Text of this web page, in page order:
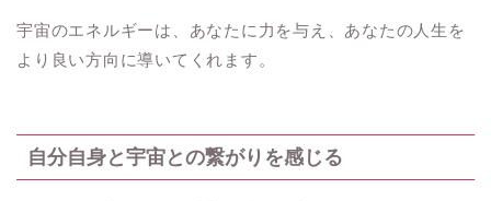
宇宙のエネルギーは、あなたに力を与え、あなたの人生を
より良い方向に導いてくれます。
自分自身と宇宙との繋がりを感じる